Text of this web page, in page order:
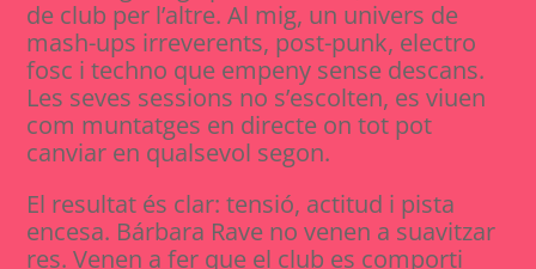
de club per l’altre. Al mig, un univers de
mash-ups irreverents, post-punk, electro
fosc i techno que empeny sense descans.
Les seves sessions no s’escolten, es viuen
com muntatges en directe on tot pot
canviar en qualsevol segon.
El resultat és clar: tensió, actitud i pista
encesa. Bárbara Rave no venen a suavitzar
res. Venen a fer que el club es comporti